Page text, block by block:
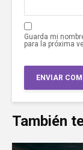
Guarda mi
para la próxima
También